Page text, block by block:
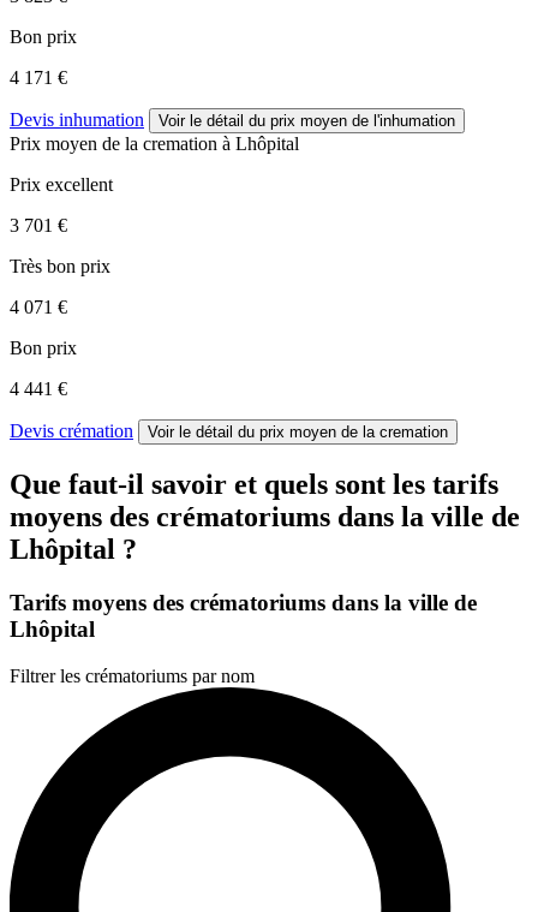
Bon prix
4 171 €
Devis inhumation Voir le détail du prix moyen de l'inhumation
Prix moyen de la cremation à Lhôpital
Prix excellent
3 701 €
Très bon prix
4 071 €
Bon prix
4 441 €
Devis crémation Voir le détail du prix moyen de la cremation
Que faut-il savoir et quels sont les tarifs
moyens des crématoriums dans la ville de
Lhôpital ?
Tarifs moyens des crématoriums dans la ville de
Lhôpital
Filtrer les crématoriums par nom